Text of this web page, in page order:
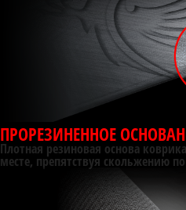
ПРОРЕЗИНЕННОЕ
Плотная резиновая основа
месте, препятствуя скольжению